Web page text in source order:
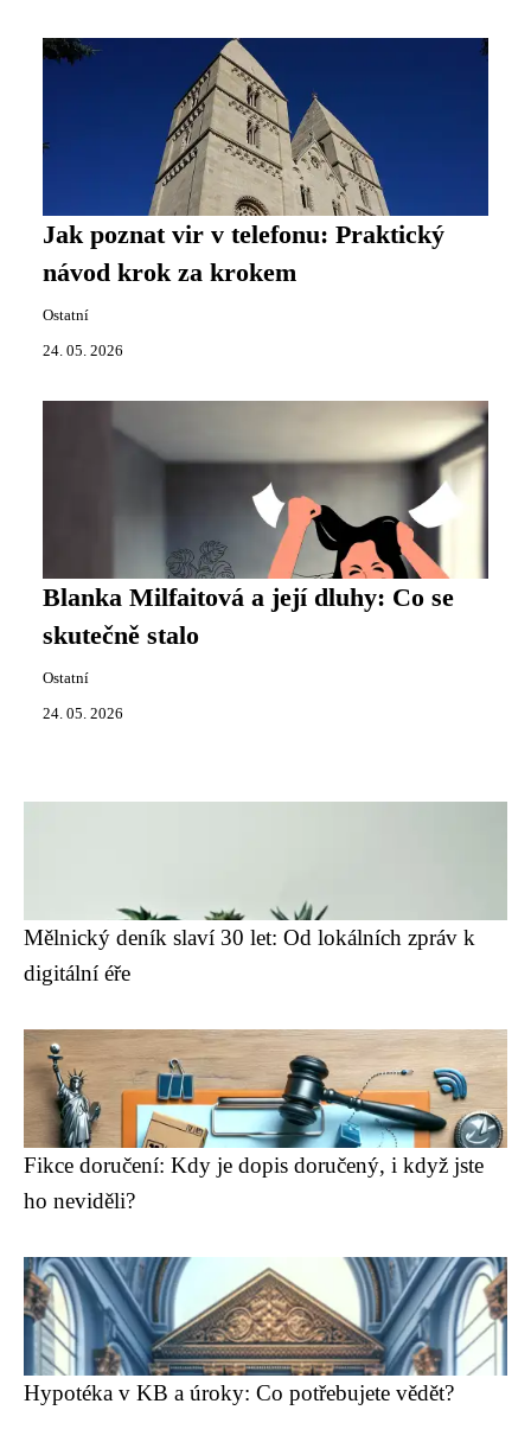
Jak poznat vir v telefonu: Praktický
návod krok za krokem
Ostatní
24. 05. 2026
Blanka Milfaitová a její dluhy: Co se
skutečně stalo
Ostatní
24. 05. 2026
Mělnický deník slaví 30 let: Od lokálních zpráv k
digitální éře
Fikce doručení: Kdy je dopis doručený, i když jste
ho neviděli?
Hypotéka v KB a úroky: Co potřebujete vědět?